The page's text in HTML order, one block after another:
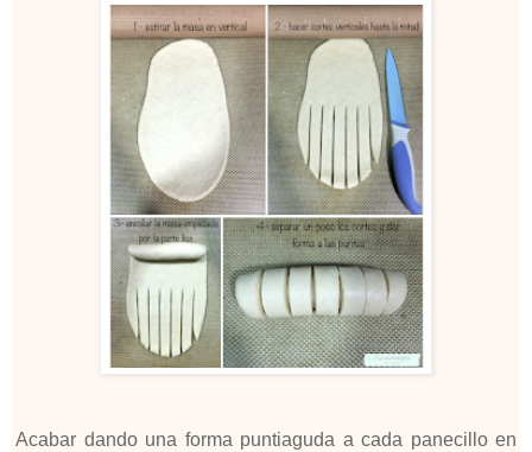
Acabar dando una forma puntiaguda a cada panecillo en